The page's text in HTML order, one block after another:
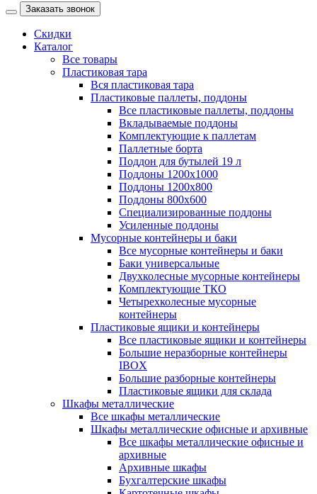
Заказать звонок
Скидки
Каталог
Все товары
Пластиковая тара
Вся пластиковая тара
Пластиковые паллеты, поддоны
Все пластиковые паллеты, поддоны
Вкладываемые поддоны
Комплектующие к паллетам
Паллетные борта
Поддон для бутылей 19 л
Поддоны 1200х1000
Поддоны 1200х800
Поддоны 800х600
Специализированные поддоны
Усиленные поддоны
Мусорные контейнеры и баки
Все мусорные контейнеры и баки
Баки универсальные
Двухколесные мусорные контейнеры
Комплектующие ТКО
Четырехколесные мусорные
контейнеры
Пластиковые ящики и контейнеры
Все пластиковые ящики и контейнеры
Большие неразборные контейнеры
IBOX
Большие разборные контейнеры
Пластиковые ящики для склада
Шкафы металлические
Все шкафы металлические
Шкафы металлические офисные и архивные
Все шкафы металлические офисные и
архивные
Архивные шкафы
Бухгалтерские шкафы